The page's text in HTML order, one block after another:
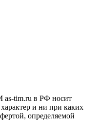
as-tim.ru в РФ носит
и ни при каких
определяемой